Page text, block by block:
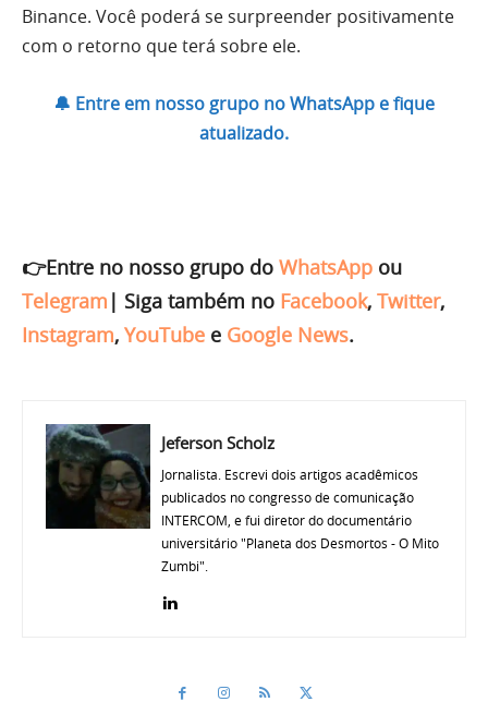
Binance. Você poderá se surpreender positivamente
com o retorno que terá sobre ele.
🔔 Entre em nosso grupo no WhatsApp e fique
atualizado.
👉Entre no nosso grupo do WhatsApp ou
Telegram | Siga também no Facebook, Twitter,
Instagram, YouTube e Google News.
Jeferson Scholz
Jornalista. Escrevi dois artigos acadêmicos
publicados no congresso de comunicação
INTERCOM, e fui diretor do documentário
universitário "Planeta dos Desmortos - O Mito
Zumbi".